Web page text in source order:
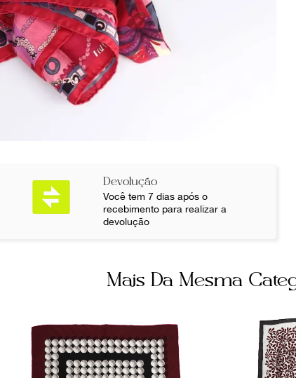
Devolução
Você tem 7 dias após o
recebimento para realizar a
devolução
Mais Da Mesma